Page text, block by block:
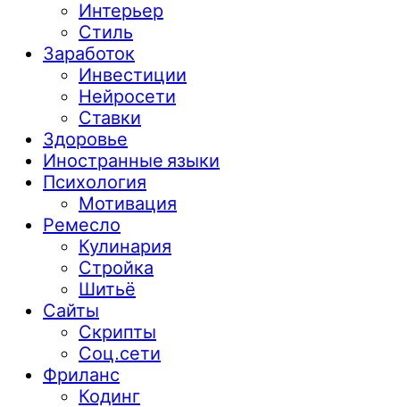
Интерьер
Стиль
Заработок
Инвестиции
Нейросети
Ставки
Здоровье
Иностранные языки
Психология
Мотивация
Ремесло
Кулинария
Стройка
Шитьё
Сайты
Скрипты
Соц.сети
Фриланс
Кодинг